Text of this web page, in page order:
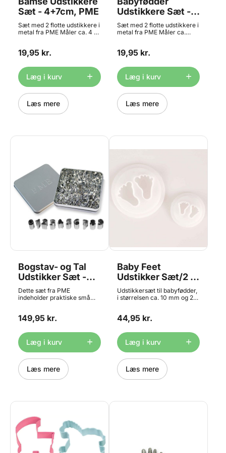
Sæt - 4+7cm, PME
Sæt med 2 flotte udstikkere i
metal fra PME Måler ca. 4 x
opvaskemaskine
19,95 kr.
Læg i kurv
Læs mere
Udstikkere Sæt -
5+9cm, PME
Sæt med 2 flotte udstikkere i
metal fra PME Måler ca.
opvaskemaskine
19,95 kr.
Læg i kurv
Læs mere
Bogstav- og Tal
Udstikker Sæt -
PME
Dette sæt fra PME
indeholder praktiske små
besked på en kage,
eller brug udstikkerne til at
personliggøre en
fødselsdagskage. Det
rustfrie stål betyder, at
udstikkerne holder længe og
er skarpe. Måler ca. 20 x 20
mm (0,78 x 0,78") Materiale:
149,95 kr.
Læg i kurv
Læs mere
Baby Feet
Udstikker Sæt/2 -
FMM
Udstikkersæt til babyfødder,
i størrelsen ca. 10 mm og 20
1 års- fødselsdag. Brug f.eks.
af småkager, bordkort eller
som dekoration på kager.
Engelsk vejledning vedlagt.
44,95 kr.
Læg i kurv
Læs mere